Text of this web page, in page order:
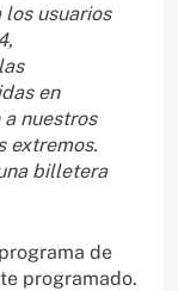
usuarios
en
nuestros
extremos.
billetera
de
programado.